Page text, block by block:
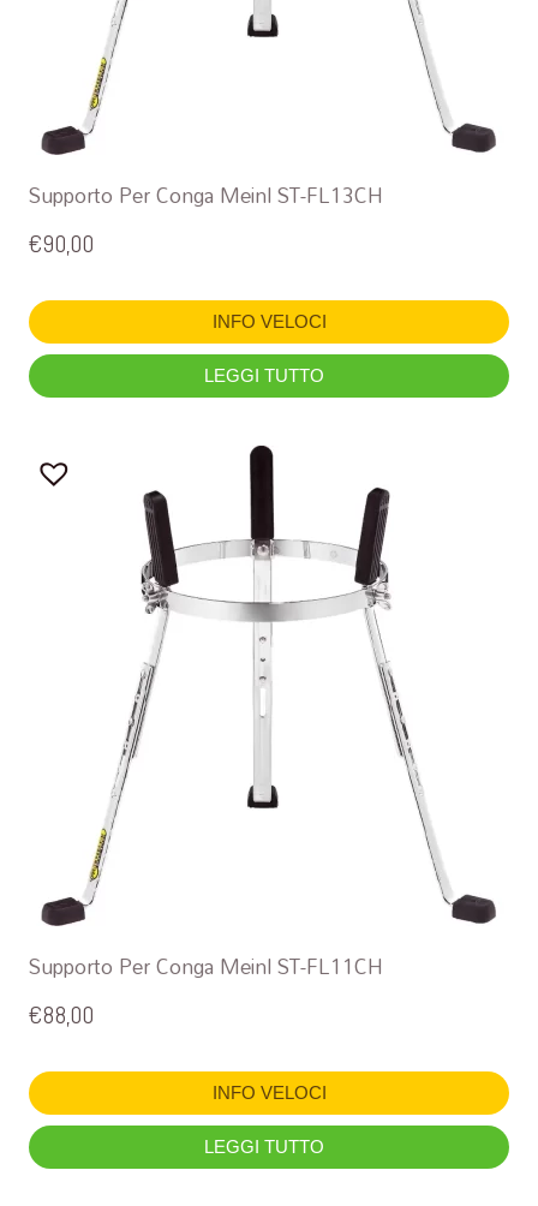
Supporto Per Conga Meinl ST-FL13CH
€90,00
INFO VELOCI
LEGGI TUTTO
Supporto Per Conga Meinl ST-FL11CH
€88,00
INFO VELOCI
LEGGI TUTTO